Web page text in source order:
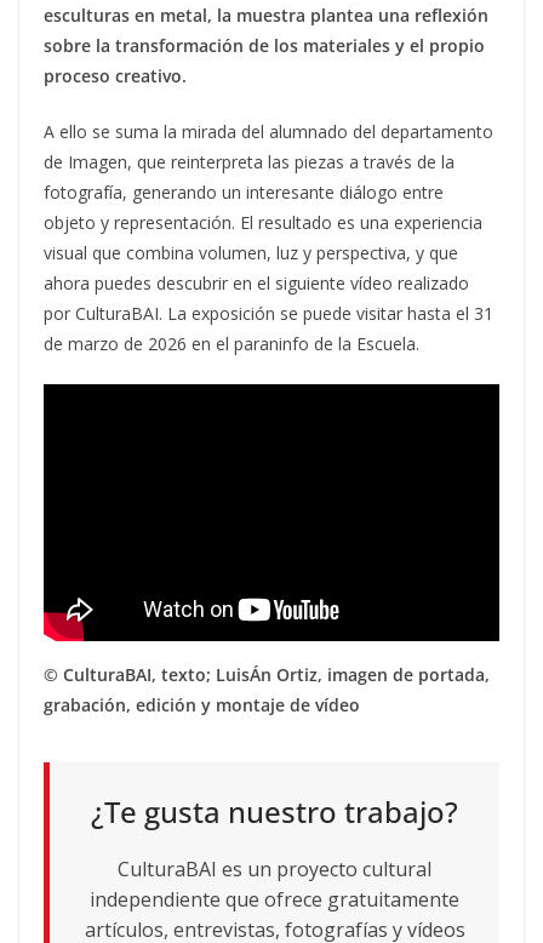
esculturas en metal, la muestra plantea una reflexión
sobre la transformación de los materiales y el propio
proceso creativo.
A ello se suma la mirada del alumnado del departamento
de Imagen, que reinterpreta las piezas a través de la
fotografía, generando un interesante diálogo entre
objeto y representación. El resultado es una experiencia
visual que combina volumen, luz y perspectiva, y que
ahora puedes descubrir en el siguiente vídeo realizado
por CulturaBAI. La exposición se puede visitar hasta el 31
de marzo de 2026 en el paraninfo de la Escuela.
© CulturaBAI, texto; LuisÁn Ortiz, imagen de portada,
grabación, edición y montaje de vídeo
¿Te gusta nuestro trabajo?
CulturaBAI es un proyecto cultural
independiente que ofrece gratuitamente
artículos, entrevistas, fotografías y vídeos